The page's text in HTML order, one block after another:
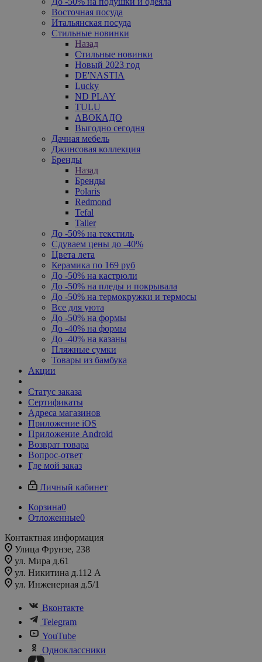
Восточная посуда
Итальянская посуда
Стильные новинки
Назад
Стильные новинки
Новый 2023 год
DE'NASTIA
Lucky
ND PLAY
TULU
АВОКАДО
Выгодно сегодня
Дачная мебель
Джинсовая коллекция
Бренды
Назад
Бренды
Polaris
Redmond
Tefal
Taller
До -50% на текстиль
Сдуваем цены до -40%
Цвета лета
Керамика по 169 руб
До -50% на кастрюли
До -50% на пледы и покрывала
До -50% на термокружки и термосы
Все для уюта
До -50% на формы
До -40% на формы
До -40% на казаны
Пляжные сумки
Товары из бамбука
Акции
Статус заказа
Сертификаты
Адреса магазинов
Приложение iOS
Приложение Android
Возврат товара
Вопрос-ответ
Где мой заказ
Личный кабинет
Корзина0
Отложенные0
Контактная информация
Улица Фрунзе, 238​
ул. Мира д.61
ул. Никитина д.112 А
ул. Инженерная д.5/1
Вконтакте
Telegram
YouTube
Одноклассники